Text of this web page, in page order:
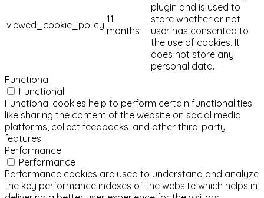
viewed_cookie_policy 11
months
plugin and is used to
store whether or not
user has consented to
the use of cookies. It
does not store any
personal data.
Functional
Functional
Functional cookies help to perform certain functionalities
like sharing the content of the website on social media
platforms, collect feedbacks, and other third-party
features.
Performance
Performance
Performance cookies are used to understand and analyze
the key performance indexes of the website which helps in